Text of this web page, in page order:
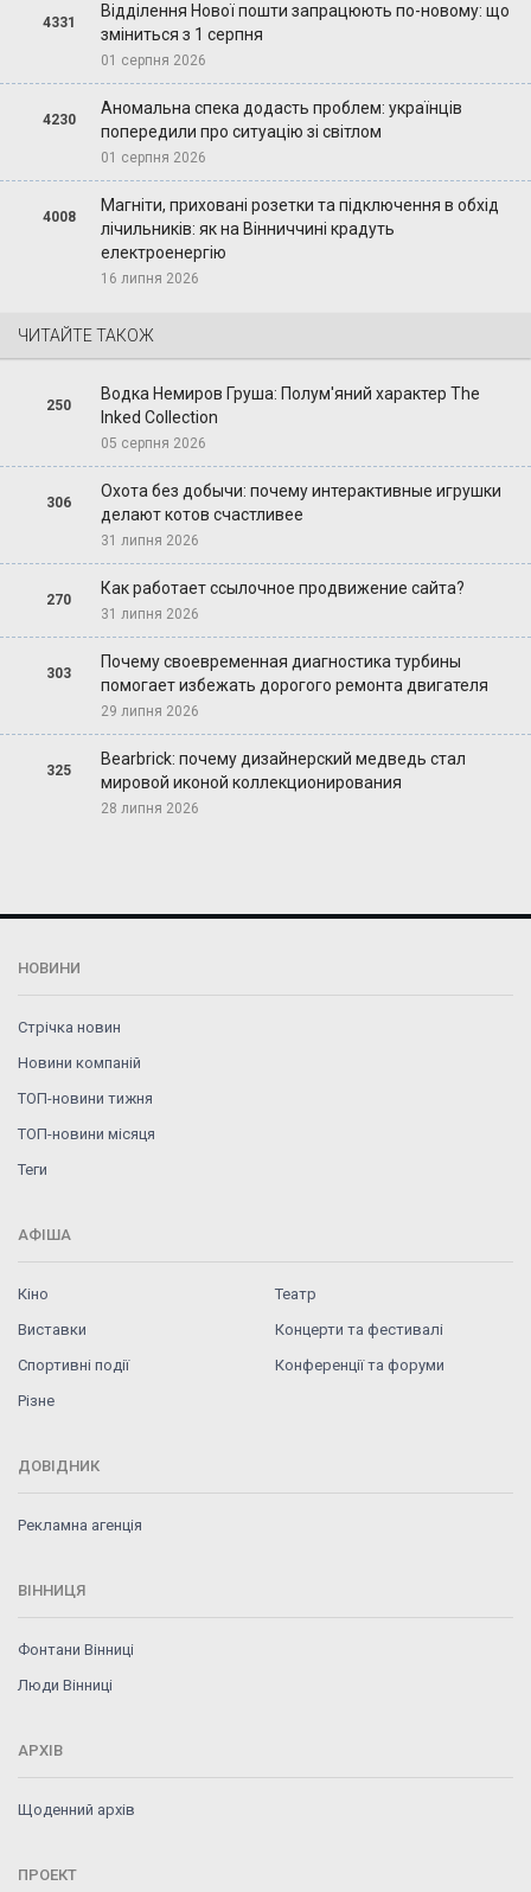
4331
Відділення Нової пошти запрацюють по-новому: що
зміниться з 1 серпня
01 серпня 2026
4230
Аномальна спека додасть проблем: українців
попередили про ситуацію зі світлом
01 серпня 2026
4008
Магніти, приховані розетки та підключення в обхід
лічильників: як на Вінниччині крадуть
електроенергію
16 липня 2026
ЧИТАЙТЕ ТАКОЖ
250
Водка Немиров Груша: Полум'яний характер The
Inked Collection
05 серпня 2026
306
Охота без добычи: почему интерактивные игрушки
делают котов счастливее
31 липня 2026
270
Как работает ссылочное продвижение сайта?
31 липня 2026
303
Почему своевременная диагностика турбины
помогает избежать дорогого ремонта двигателя
29 липня 2026
325
Bearbrick: почему дизайнерский медведь стал
мировой иконой коллекционирования
28 липня 2026
НОВИНИ
Стрічка новин
Новини компаній
ТОП-новини тижня
ТОП-новини місяця
Теги
АФІША
Кіно
Театр
Виставки
Концерти та фестивалі
Спортивні події
Конференції та форуми
Різне
ДОВІДНИК
Рекламна агенція
ВІННИЦЯ
Фонтани Вінниці
Люди Вінниці
АРХІВ
Щоденний архів
ПРОЕКТ